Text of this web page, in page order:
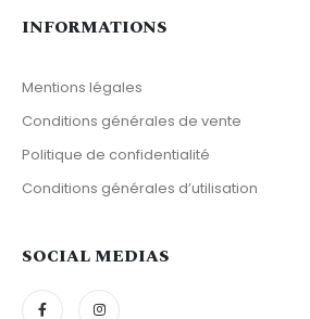
INFORMATIONS
Mentions légales
Conditions générales de vente
Politique de confidentialité
Conditions générales d’utilisation
SOCIAL MEDIAS